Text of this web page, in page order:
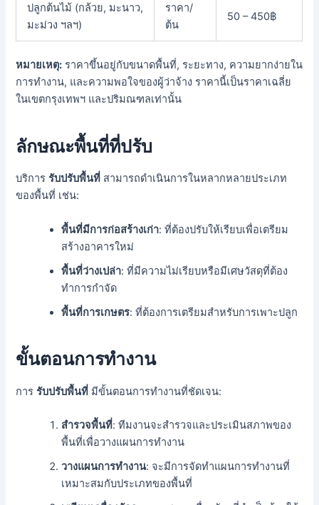
ปลูกต้นไม้ (กล้วย, มะนาว,
มะม่วง ฯลฯ)
ราคา/
ต้น
50 – 450฿
หมายเหตุ: ราคาขึ้นอยู่กับขนาดพื้นที่, ระยะทาง, ความยากง่ายใน
การทำงาน, และความพอใจของผู้ว่าจ้าง ราคานี้เป็นราคาเฉลี่ย
ในเขตกรุงเทพฯ และปริมณฑลเท่านั้น
ลักษณะพื้นที่ที่ปรับ
บริการรับปรับพื้นที่ สามารถดำเนินการในหลากหลายประเภท
ของพื้นที่ เช่น:
พื้นที่มีการก่อสร้างเก่า: ที่ต้องปรับให้เรียบเพื่อเตรียม
สร้างอาคารใหม่
พื้นที่ว่างเปล่า: ที่มีความไม่เรียบหรือมีเศษวัสดุที่ต้อง
ทำการกำจัด
พื้นที่การเกษตร: ที่ต้องการเตรียมสำหรับการเพาะปลูก
ขั้นตอนการทำงาน
การรับปรับพื้นที่ มีขั้นตอนการทำงานที่ชัดเจน:
สำรวจพื้นที่: ทีมงานจะสำรวจและประเมินสภาพของ
พื้นที่เพื่อวางแผนการทำงาน
วางแผนการทำงาน: จะมีการจัดทำแผนการทำงานที่
เหมาะสมกับประเภทของพื้นที่